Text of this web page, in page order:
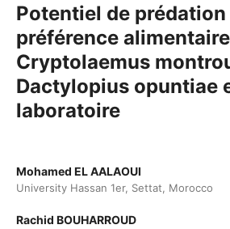
Potentiel de prédation
préférence
Cryptolaemus
Dactylopius opuntiae
laboratoire
Mohamed EL AALAOUI
University Hassan 1er, Settat, Morocco
Rachid BOUHARROUD